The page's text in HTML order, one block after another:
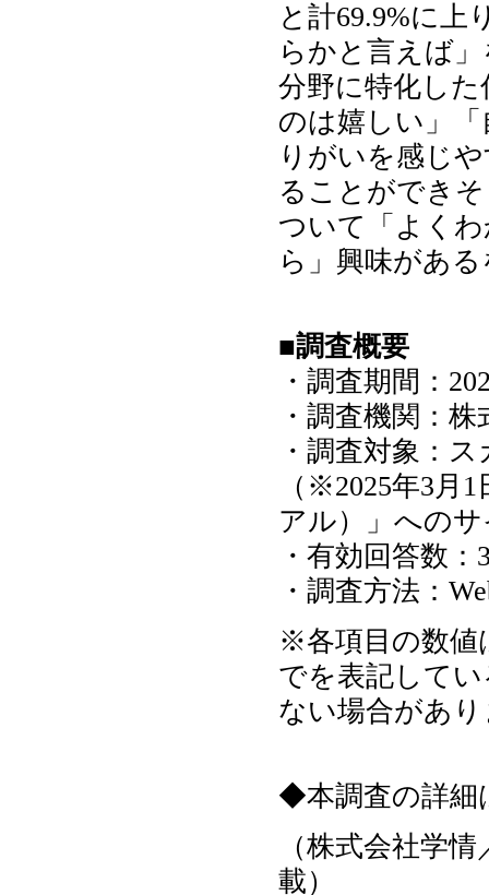
と計69.9%に上
らかと言えば
分野に特化し
のは嬉しい」
りがいを感じ
ることができ
ついて「よく
ら」興味があ
■調査概要
・調査期間：
・調査機関：
・調査対象：
（※2025年3月
アル）」への
・有効回答数：
・調査方法：
※各項目の数値
でを表記して
ない場合があ
◆本調査の詳細
（株式会社学
載）